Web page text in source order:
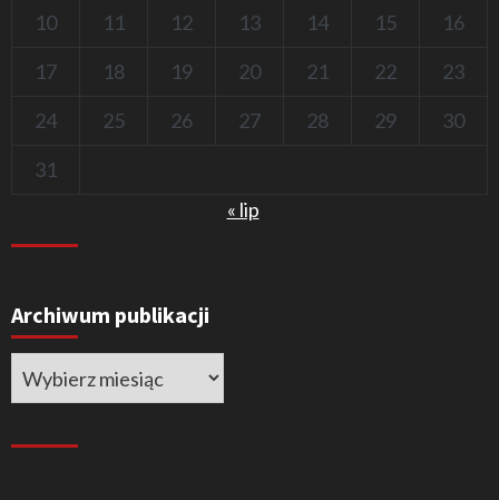
10
11 12 13 14 15
16
17
18 19 20 21 22
23
24
25 26 27 28 29
30
31
« lip
Archiwum publikacji